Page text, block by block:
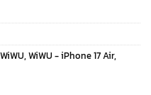
WiWU, WiWU - iPhone 17 Air,